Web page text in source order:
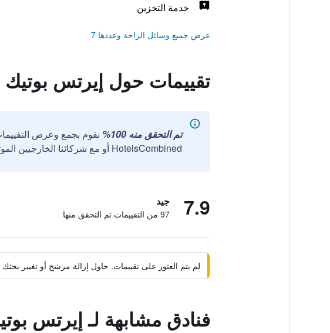
خدمة التخزين
عرض جميع وسائل الراحة وعددها 7
تقييمات حول إيرتس
تم التحقق منه 100%
نقوم بجمع وعرض
HotelsCombined أو مع شركائنا الخارجيين الموثوقين.
7.9 جيد
97 من التقييمات تم التحقق منها
لم يتم العثور على تقييمات. حاول إزالة مرشح أو تغيير
فنادق مشابهة لـ إيرتس